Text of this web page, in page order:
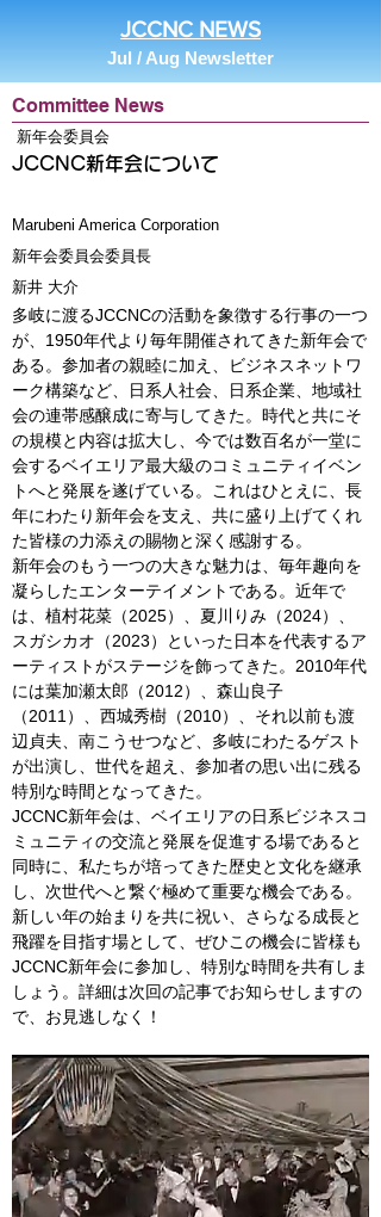
JCCNC NEWS
Jul / Aug Newsletter
Committee News
新年会委員会
JCCNC新年会について
Marubeni America Corporation
新年会委員会委員長
新井 大介
多岐に渡るJCCNCの活動を象徴する行事の一つ
が、1950年代より毎年開催されてきた新年会で
ある。参加者の親睦に加え、ビジネスネットワ
ーク構築など、日系人社会、日系企業、地域社
会の連帯感醸成に寄与してきた。時代と共にそ
の規模と内容は拡大し、今では数百名が一堂に
会するベイエリア最大級のコミュニティイベン
トへと発展を遂げている。これはひとえに、長
年にわたり新年会を支え、共に盛り上げてくれ
た皆様の力添えの賜物と深く感謝する。
新年会のもう一つの大きな魅力は、毎年趣向を
凝らしたエンターテイメントである。近年で
は、植村花菜（2025）、夏川りみ（2024）、
スガシカオ（2023）といった日本を代表するア
ーティストがステージを飾ってきた。2010年代
には葉加瀬太郎（2012）、森山良子
（2011）、西城秀樹（2010）、それ以前も渡
辺貞夫、南こうせつなど、多岐にわたるゲスト
が出演し、世代を超え、参加者の思い出に残る
特別な時間となってきた。
JCCNC新年会は、ベイエリアの日系ビジネスコ
ミュニティの交流と発展を促進する場であると
同時に、私たちが培ってきた歴史と文化を継承
し、次世代へと繋ぐ極めて重要な機会である。
新しい年の始まりを共に祝い、さらなる成長と
飛躍を目指す場として、ぜひこの機会に皆様も
JCCNC新年会に参加し、特別な時間を共有しま
しょう。詳細は次回の記事でお知らせしますの
で、お見逃しなく！